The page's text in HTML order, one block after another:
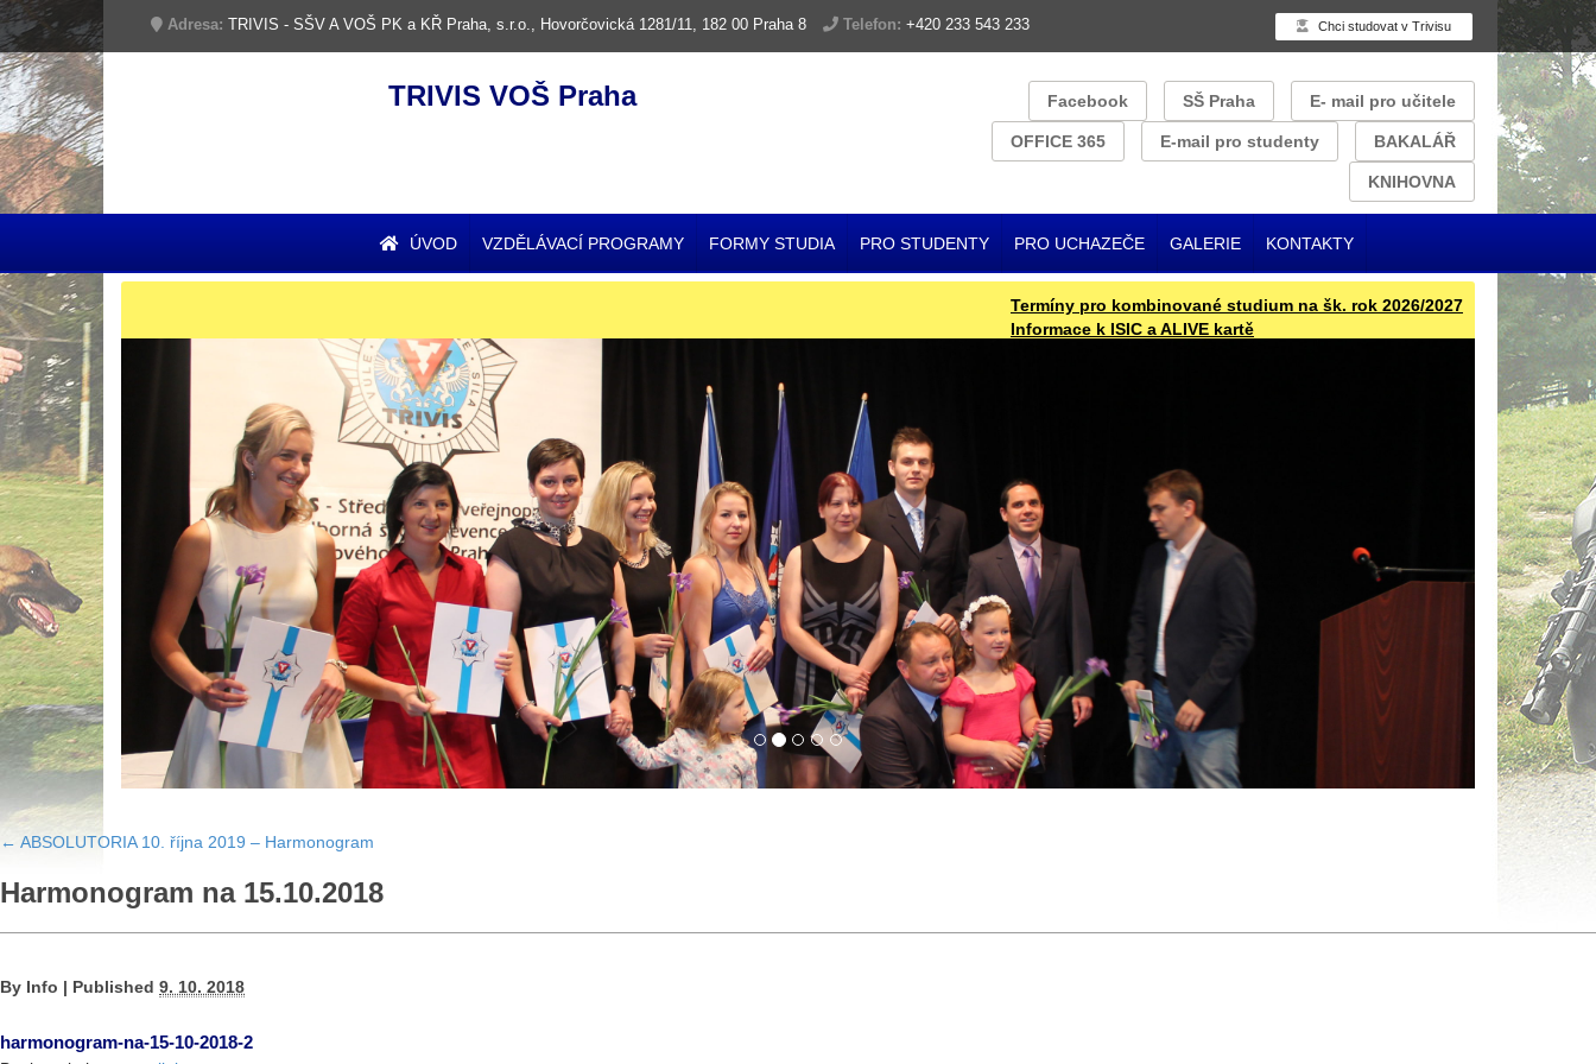
Adresa: TRIVIS - SŠV A VOŠ PK a KŘ Praha, s.r.o., Hovorčovická 1281/11, 182 00 Praha 8 Telefon: +420 233 543 233 Chci studovat v Trivisu
TRIVIS VOŠ Praha Facebook SŠ Praha E- mail pro učitele
OFFICE 365 E-mail pro studenty BAKALÁŘ
KNIHOVNA
ÚVOD VZDĚLÁVACÍ PROGRAMY FORMY STUDIA PRO STUDENTY PRO UCHAZEČE GALERIE KONTAKTY
Termíny pro kombinované studium na šk. rok 2026/2027
Přijímací řízení pro
Informace k ISIC a ALIVE kartě
← ABSOLUTORIA 10. října 2019 – Harmonogram
Harmonogram na 15.10.2018
By Info | Published 9. 10. 2018
harmonogram-na-15-10-2018-2